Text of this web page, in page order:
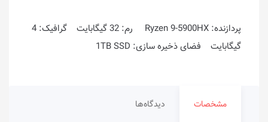
پردازنده: Ryzen 9-5900HX رم: 32 گیگابایت گرافیک: 4
گیگابایت فضای ذخیره سازی: 1TB SSD
مشخصات دیدگاه‌ها